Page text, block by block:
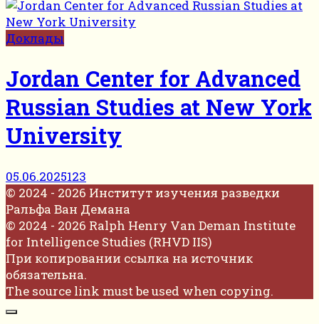
Доклады
Jordan Center for Advanced
Russian Studies at New York
University
05.06.2025123
© 2024 - 2026 Институт изучения разведки
Ральфа Ван Демана
© 2024 - 2026 Ralph Henry Van Deman Institute
for Intelligence Studies (RHVD IIS)
При копировании ссылка на источник
обязательна.
The source link must be used when copying.